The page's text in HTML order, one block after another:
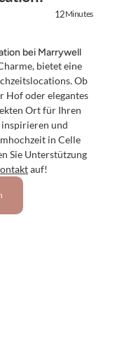
12Minutes
bei Marrywell
bietet eine
Ob
Hof oder elegantes
Ort für Ihren
inspirieren und
in Celle
Sie Unterstützung
auf!